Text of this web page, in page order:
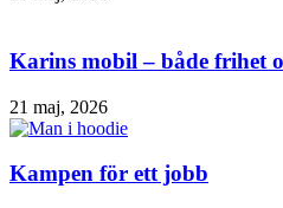
Karins mobil – både frihet
21 maj, 2026
Kampen för ett jobb